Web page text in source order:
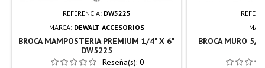
REFERENCIA: DW5225
MARCA: DEWALT ACCESORIOS
BROCA MAMPOSTERIA PREMIUM 1/4" X 6"
DW5225
Reseña(s): 0
BROCA MURO 5/